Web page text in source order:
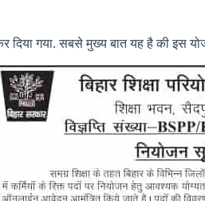
गया. सबसे मुख्य बात यह है की इस